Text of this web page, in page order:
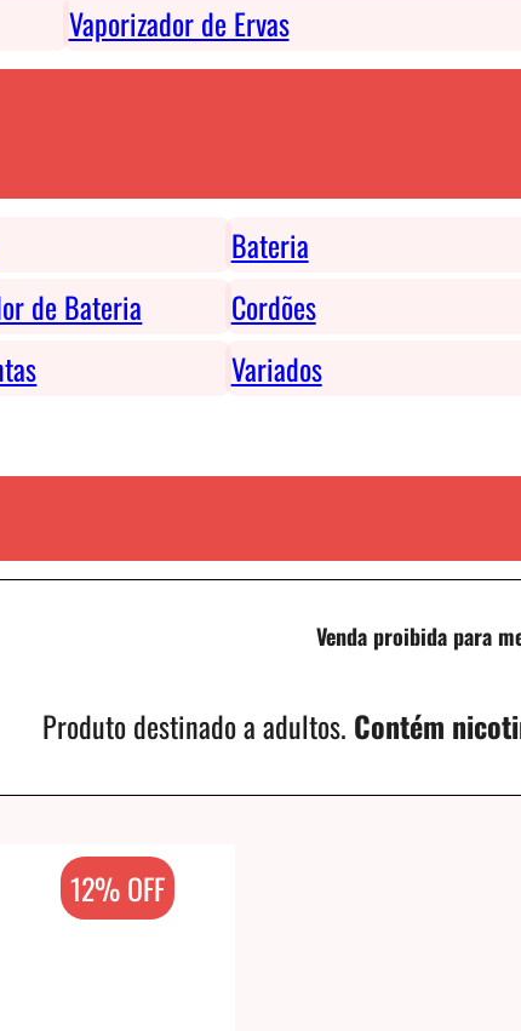
Vaporizador de Ervas
Bateria
de Bateria
Cordões
Variados
Venda proibida para
Produto destinado a adultos. Contém
12% OFF